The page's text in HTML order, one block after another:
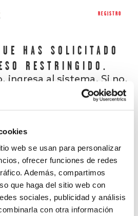
web se usan para personalizar
ofrecer funciones de redes
Además, compartimos
que haga del sitio web con
sociales, publicidad y análisis
con otra información
REGISTRO
HAS SOLICITADO
RESTRINGIDO.
ingresa al sistema. Si no,